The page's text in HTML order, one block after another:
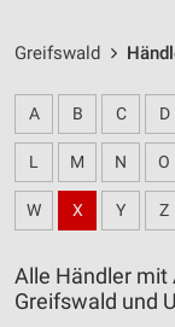
Greifswald
A B C D
L M N O
W X Y Z
Alle Händler mit
Greifswald und